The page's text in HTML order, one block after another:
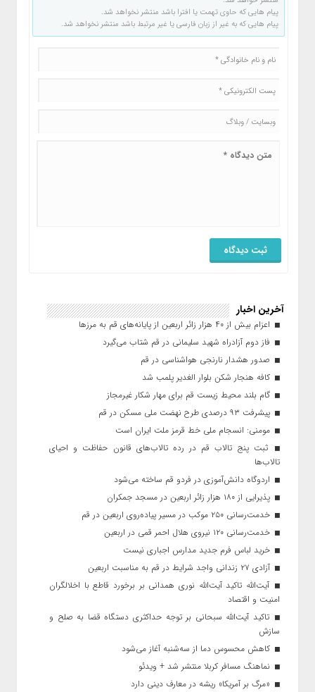
پیام هایی که حاوی تهمت یا افترا باشد منتشر نخواهد شد.
پیام هایی که به غیر از زبان فارسی یا غیر مرتبط باشد منتشر نخواهد شد.
آخرین اخبار
اعزام بیش از ۴۰ هزار زائر اربعین از پایانه‌های قم به مرزها
فاز دوم آزادراه شهید سلیمانی در قم شتاب می‌گیرد
صدور هشدار نارنجی هواشناسی در قم
کافه هنجار شکن بلوار الغدیر پلمب شد
گام بلند محیط زیست قم برای مهار شکار غیرمجاز
پیشرفت ۹۳ درصدی طرح نهضت ملی مسکن در قم
مومنی: انسجام ملی خط قرمز ملت ایران است
ثبت پنج تالاب قم در رده تالاب‌های قانون حفاظت و احیای
تالاب‌ها
اردوگاه دانش‌آموزی در فردو قم ساخته می‌شود
پذیرایی از ۱۸۰ هزار زائر اربعین در مسجد جمکران
خدمت‌رسانی ۲۵۰ موکب در مسیر پیاده‌روی اربعین در قم
خدمت‌رسانی ۱۲۰ نیروی هلال احمر قمی در اربعین
خرید لباس فرم جدید مدارس اجباری نیست
آزادی ۲۷ زندانی واجد شرایط در قم به مناسبت اربعین
آیت‌الله تاکید آیت‌الله نوری همدانی بر برخورد قاطع با اخلالگران
امنیت و اقتصاد
تاکید آیت‌الله‌ سبحانی بر توجه حداکثری دستگاه قضا به صلح و
سازش
کاهش محسوس دما از سه‌شنبه آغاز می‌شود
نماهنگ مسافر کربلا منتشر شد + ویدئو
«مرگ بر آمریکا» ریشه در معارف دینی دارد